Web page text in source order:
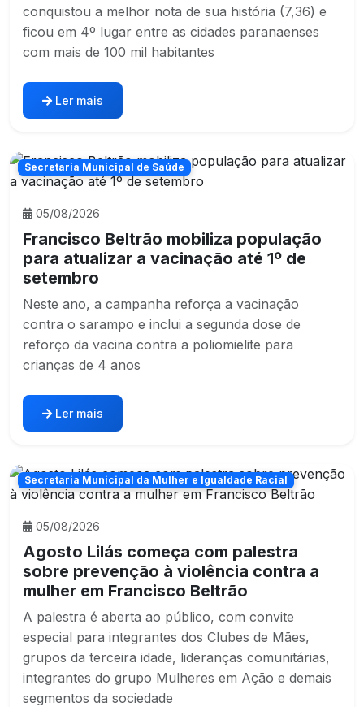
conquistou a melhor nota de sua história (7,36) e
ficou em 4º lugar entre as cidades paranaenses
com mais de 100 mil habitantes
Ler mais
Secretaria Municipal de Saúde
05/08/2026
Francisco Beltrão mobiliza população
para atualizar a vacinação até 1º de
setembro
Neste ano, a campanha reforça a vacinação
contra o sarampo e inclui a segunda dose de
reforço da vacina contra a poliomielite para
crianças de 4 anos
Ler mais
Secretaria Municipal da Mulher e Igualdade Racial
05/08/2026
Agosto Lilás começa com palestra
sobre prevenção à violência contra a
mulher em Francisco Beltrão
A palestra é aberta ao público, com convite
especial para integrantes dos Clubes de Mães,
grupos da terceira idade, lideranças comunitárias,
integrantes do grupo Mulheres em Ação e demais
segmentos da sociedade